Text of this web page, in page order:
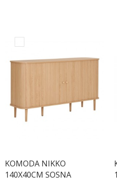
KOMODA NIKKO
140X40CM SOSNA